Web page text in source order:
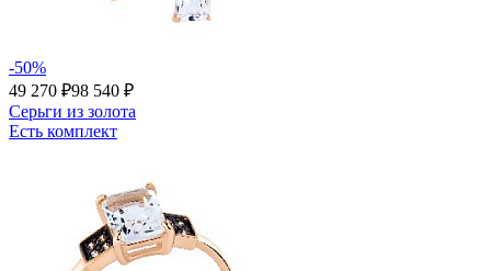
-50%
49 270 ₽98 540 ₽
Серьги из золота
Есть комплект